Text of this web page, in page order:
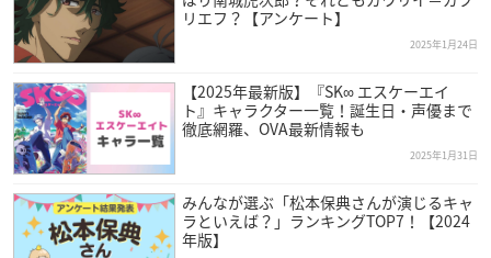
リエフ？【アンケート】
2025年1月24日
【2025年最新版】『SK∞ エスケーエイ
ト』キャラクター一覧！誕生日・声優まで
徹底網羅、OVA最新情報も
2025年1月31日
みんなが選ぶ「松本保典さんが演じるキャ
ラといえば？」ランキングTOP7！【2024
年版】